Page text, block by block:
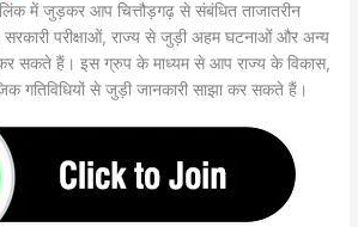
लिंक में जुड़कर आप चित्तौड़गढ़ से संबंधित ताजातरीन
सरकारी परीक्षाओं, राज्य से जुड़ी अहम घटनाओं और अन्य
कर सकते हैं। इस ग्रुप के माध्यम से आप राज्य के विकास,
गतिविधियों से जुड़ी जानकारी साझा कर सकते हैं।